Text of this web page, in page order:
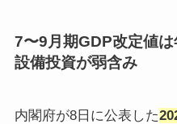
7〜9月期GDP改定値は
設備投資が弱含み
内閣府が8日に公表した